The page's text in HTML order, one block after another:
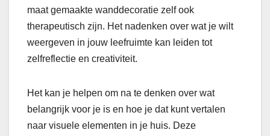
maat gemaakte wanddecoratie zelf ook
therapeutisch zijn. Het nadenken over wat je wilt
weergeven in jouw leefruimte kan leiden tot
zelfreflectie en creativiteit.
Het kan je helpen om na te denken over wat
belangrijk voor je is en hoe je dat kunt vertalen
naar visuele elementen in je huis. Deze